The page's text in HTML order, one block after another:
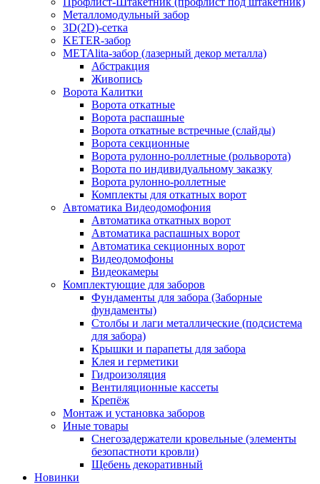
Металломодульный забор
3D(2D)-сетка
KETER-забор
METAlita-забор (лазерный декор металла)
Абстракция
Живопись
Ворота Калитки
Ворота откатные
Ворота распашные
Ворота откатные встречные (слайды)
Ворота секционные
Ворота рулонно-роллетные (рольворота)
Ворота по индивидуальному заказку
Ворота рулонно-роллетные
Комплекты для откатных ворот
Автоматика Видеодомофония
Автоматика откатных ворот
Автоматика распашных ворот
Автоматика секционных ворот
Видеодомофоны
Видеокамеры
Комплектующие для заборов
Фундаменты для забора (Заборные
фундаменты)
Столбы и лаги металлические (подсистема
для забора)
Крышки и парапеты для забора
Клея и герметики
Гидроизоляция
Вентиляционные кассеты
Крепёж
Монтаж и установка заборов
Иные товары
Снегозадержатели кровельные (элементы
безопастноти кровли)
Щебень декоративный
Новинки